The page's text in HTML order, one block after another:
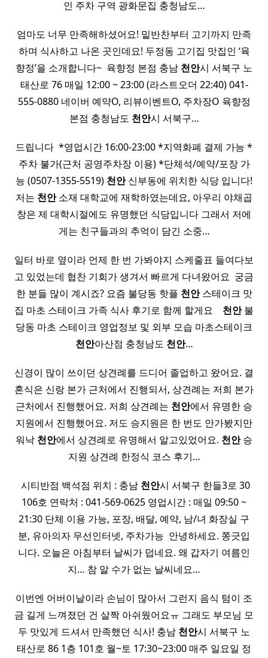
인 주차 구역 광화문집 충청남도…
엄마도 너무 만족해하셨어요! 밑반찬부터 고기까지 만족
하며 식사하고 나온 곳인데요! 두정동 고기집 맛집인 ‘육
향정’을 소개합니다~ ​ 육향정 본점 충남 천안시 서북구 노
태산로 76 매일 12:00 ~ 23:00 (라스트오더 22:40) 041-
555-0880 네이버 예약O, 리뷰이벤트O, 주차장O 육향정
본점 충청남도 천안시 서북구…
드립니다 ​ *영업시간 16:00-23:00 *지역화폐 결제 가능 *
주차 불가(근처 공영주차장 이용) *단체석/예약/포장 가
능 (0507-1355-5519) 천안신부동에 위치한 식당 입니다!
저는 천안소재 대학교에 재학하였는데요, 아우리 야채곱
창은 제 대학시절에도 유명했던 식당입니다 그래서 저에
게는 친구들과의 추억이 담긴 소중…
일터 바로 옆이라 언제 한 번 가봐야지 스케줄표 들여다보
고 있었는데 협찬 기회가 생겨서 빠르게 다녀왔어요 ​ 궁금
한 분들 많이 계시죠? 요즘 불당동 핫플 천안스테이크 맛
집 마초 스테이크 가족 식사 후기로 함께 할게요 ​ ​ ​ 천안불
당동 마초 스테이크 영업정보 및 외부 모습 마초스테이크
천안아산점 충청남도 천안…
신경이 많이 쓰이던 상견례를 드디어 졸업하고 왔어요. 결
혼식은 신랑 본가 근처에서 진행되서, 상견례는 저희 본가
근처에서 진행했어요. 저희 상견례는 천안에서 유명한 승
지원에서 진행했어요. 저도 승지원은 한 번도 안가봤지만
워낙 천안에서 상견례로 유명해서 알고있었어요. 천안승
지원 상견례 한정식 코스 후기…
​ 시티반점 백석점 위치 : 충남 천안시 서북구 한들3로 30
106호 연락처 : 041-569-0625 영업시간 : 매일 09:50 ~
21:30 단체 이용 가능, 포장, 배달, 예약, 남/녀 화장실 구
분, 유아의자 무선인터넷, 주차가능 ​ 안녕하세요. 쫑긋입
니다. 오늘은 아침부터 날씨가 덥네요. 왜 갑자기 여름인
지… 참 알 수가 없는 날씨네요…
이번엔 어버이날이라 손님이 많아서 그런지 음식 텀이 조
금 길게 느껴졌던 건 살짝 아쉬웠어요ㅠ 그래도 부모님 모
두 맛있게 드셔서 만족했던 식사! 충남 천안시 서북구 노
태산로 86 1층 101호 월~토 17:30~23:00 매주 일요일 정